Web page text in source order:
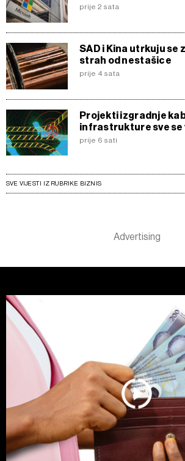
prije 2 sata
SAD i Kina utrkuju se
strah od nestašice
prije 4 sata
Projekti izgradnje
infrastrukture sve se
prije 6 sati
SVE VIJESTI IZ RUBRIKE BIZNIS